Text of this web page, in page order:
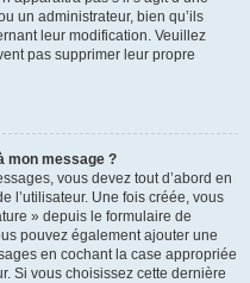
un administrateur, bien qu’ils
leur modification. Veuillez
pas supprimer leur propre
mon message ?
vous devez tout d’abord en
l’utilisateur. Une fois créée, vous
» depuis le formulaire de
pouvez également ajouter une
en cochant la case appropriée
Si vous choisissez cette dernière